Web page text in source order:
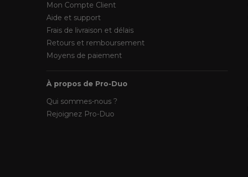
Mon Compte Client
Aide et support
Frais de livraison et délais
Retours et remboursement
Moyens de paiement
À propos de Pro-Duo
Qui sommes-nous ?
Rejoignez Pro-Duo